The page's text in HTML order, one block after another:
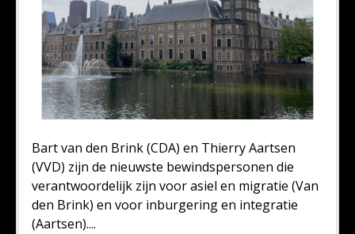
Bart van den Brink (CDA) en Thierry Aartsen
(VVD) zijn de nieuwste bewindspersonen die
verantwoordelijk zijn voor asiel en migratie (Van
den Brink) en voor inburgering en integratie
(Aartsen)....